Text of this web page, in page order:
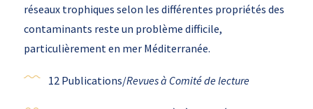
réseaux trophiques selon les différentes propriétés des
contaminants reste un problème difficile,
particulièrement en mer Méditerranée.
12 Publications/Revues à Comité de lecture